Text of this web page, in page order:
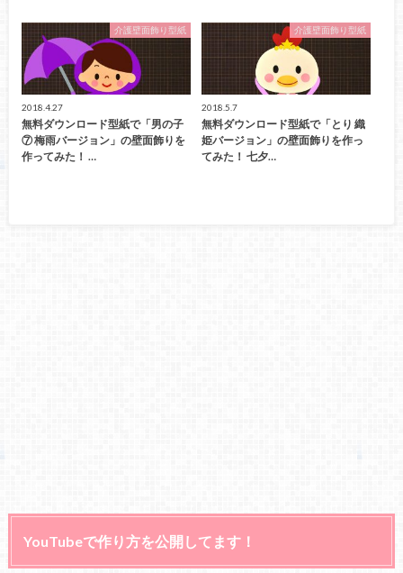
介護壁面飾り型紙
2018.4.27
無料ダウンロード型紙で「男の子
⑦ 梅雨バージョン」の壁面飾りを
作ってみた！ …
介護壁面飾り型紙
2018.5.7
無料ダウンロード型紙で「とり 織
姫バージョン」の壁面飾りを作っ
てみた！ 七夕…
YouTubeで作り方を公開してます！